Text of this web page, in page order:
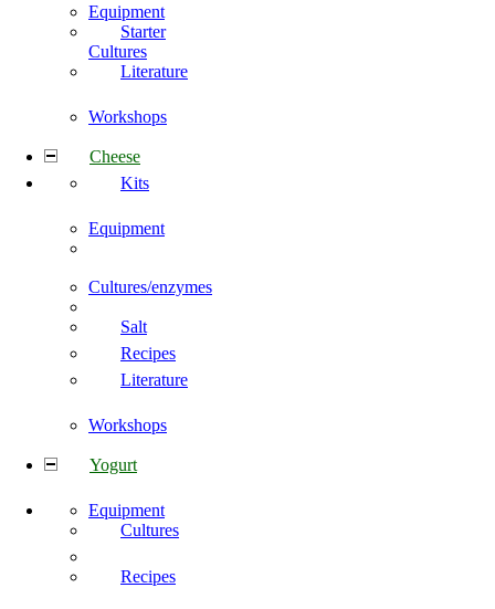
Equipment
Starter
Cultures
Literature
Workshops
Cheese
Kits
Equipment
Cultures/enzymes
Salt
Recipes
Literature
Workshops
Yogurt
Equipment
Cultures
Recipes